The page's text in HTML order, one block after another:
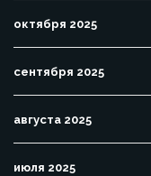
октября 2025
сентября 2025
августа 2025
июля 2025